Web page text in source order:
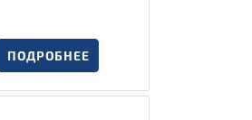
ПОДРОБНЕЕ